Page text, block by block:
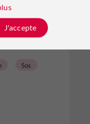
Sos
J'accepte